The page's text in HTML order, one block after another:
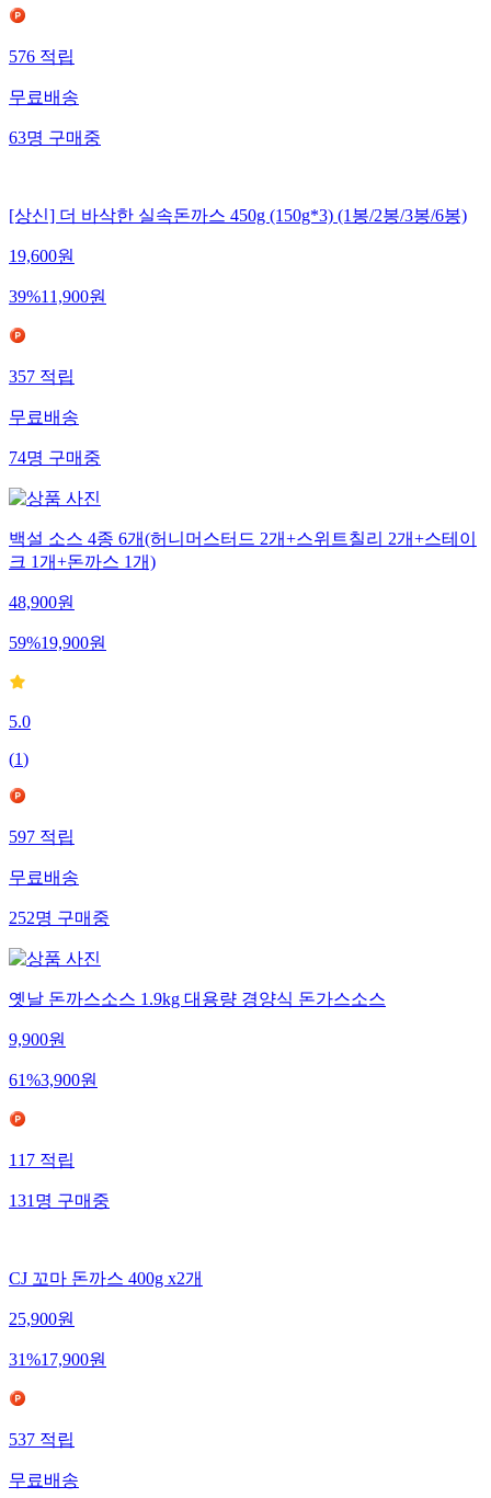
576적립
무료배송
63명구매중
[상신] 더 바삭한 실속돈까스 450g (150g*3) (1봉/2봉/3봉/6봉)
19,600원
39%11,900원
357적립
무료배송
74명구매중
백설 소스 4종 6개(허니머스터드 2개+스위트칠리 2개+스테이
크 1개+돈까스 1개)
48,900원
59%19,900원
5.0
(1)
597적립
무료배송
252명구매중
옛날 돈까스소스 1.9kg 대용량 경양식 돈가스소스
9,900원
61%3,900원
117적립
131명구매중
CJ 꼬마 돈까스 400g x2개
25,900원
31%17,900원
537적립
무료배송